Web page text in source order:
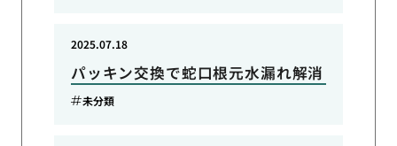
パッキン交換で蛇口根元水漏れ解消
2025.07.18
未分類